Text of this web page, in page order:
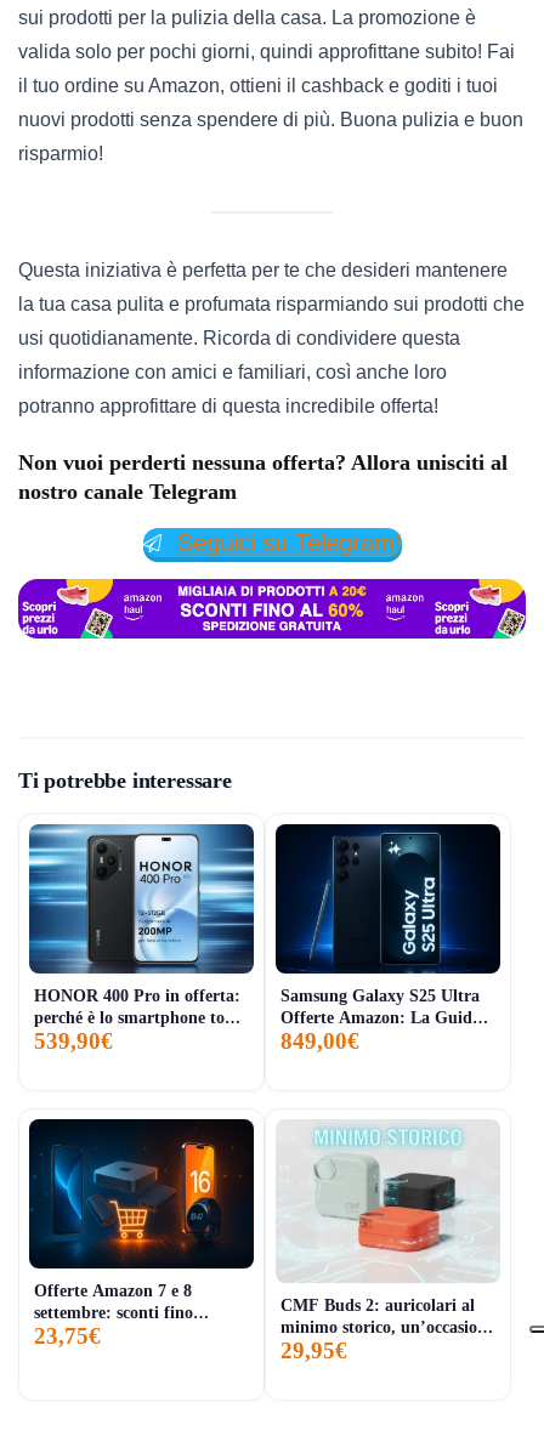
sui prodotti per la pulizia della casa. La promozione è
valida solo per pochi giorni, quindi approfittane subito! Fai
il tuo ordine su Amazon, ottieni il cashback e goditi i tuoi
nuovi prodotti senza spendere di più. Buona pulizia e buon
risparmio!
Questa iniziativa è perfetta per te che desideri mantenere
la tua casa pulita e profumata risparmiando sui prodotti che
usi quotidianamente. Ricorda di condividere questa
informazione con amici e familiari, così anche loro
potranno approfittare di questa incredibile offerta!
Non vuoi perderti nessuna offerta? Allora unisciti al
nostro canale Telegram
Seguici su Telegram!
Ti potrebbe interessare
HONOR 400 Pro in offerta:
perché è lo smartphone top
del 2025 tra AI e super
539,90€
Samsung Galaxy S25 Ultra
Offerte Amazon: La Guida
Completa agli Sconti di
849,00€
Offerte Amazon 7 e 8
settembre: sconti fino
all’85% su Samsung, iPhone
23,75€
CMF Buds 2: auricolari al
minimo storico, un’occasione
tech da non perdere
29,95€